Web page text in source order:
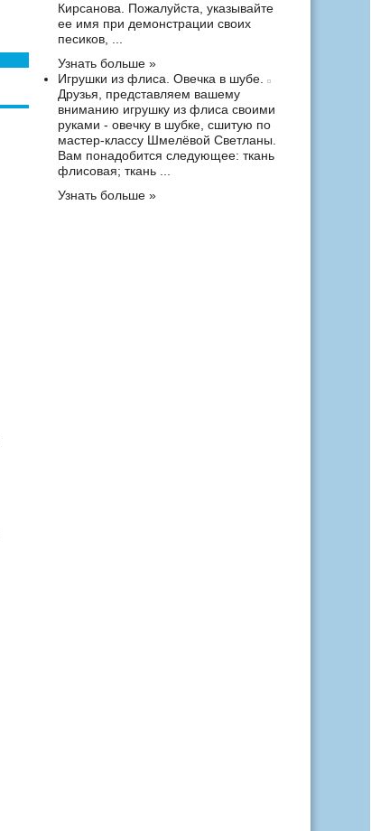
Кирсанова. Пожалуйста, указывайте
ее имя при демонстрации своих
песиков, ...
Узнать больше »
Игрушки из флиса. Овечка в шубе.
Друзья, представляем вашему
вниманию игрушку из флиса своими
руками - овечку в шубке, сшитую по
мастер-классу Шмелёвой Светланы.
Вам понадобится следующее: ткань
флисовая; ткань ...
Узнать больше »